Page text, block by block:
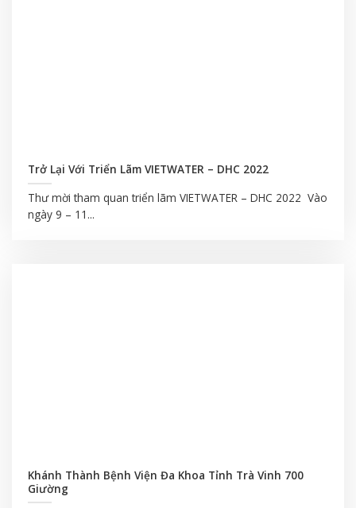
Trở Lại Với Triển Lãm VIETWATER – DHC 2022
Thư mời tham quan triển lãm VIETWATER – DHC 2022 Vào
ngày 9 – 11...
Khánh Thành Bệnh Viện Đa Khoa Tỉnh Trà Vinh 700
Giường